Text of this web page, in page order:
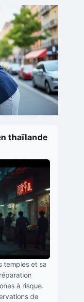
thaïlande
temples et sa
à risque.
de